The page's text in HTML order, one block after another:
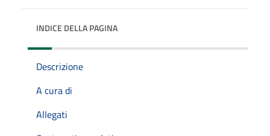
INDICE DELLA PAGINA
Descrizione
A cura di
Allegati